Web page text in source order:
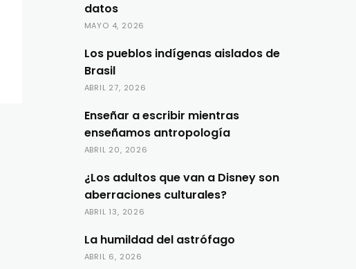
datos
MAYO 4, 2026
Los pueblos indígenas aislados de
Brasil
ABRIL 27, 2026
Enseñar a escribir mientras
enseñamos antropología
ABRIL 20, 2026
¿Los adultos que van a Disney son
aberraciones culturales?
ABRIL 13, 2026
La humildad del astrófago
ABRIL 6, 2026